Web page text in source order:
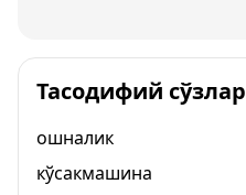
Тасодифий сўзлар
ошналик
кўсакмашина